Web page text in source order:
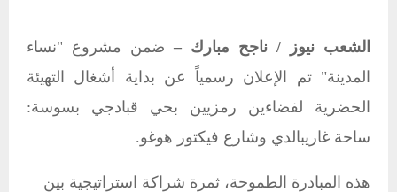
الشعب نيوز / ناجح مبارك – ضمن مشروع "نساء
المدينة" تم الإعلان رسمياً عن بداية أشغال التهيئة
الحضرية لفضاءين رمزيين بحي قبادجي بسوسة:
ساحة غاريبالدي وشارع فيكتور هوغو.
هذه المبادرة الطموحة، ثمرة شراكة استراتيجية بين